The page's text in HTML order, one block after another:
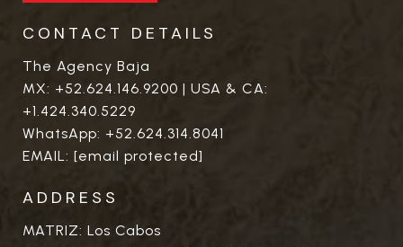
CONTACT DETAILS
The Agency Baja
MX: +52.624.146.9200 | USA & CA:
+1.424.340.5229
WhatsApp: +52.624.314.8041
EMAIL: [email protected]
ADDRESS
MATRIZ: Los Cabos